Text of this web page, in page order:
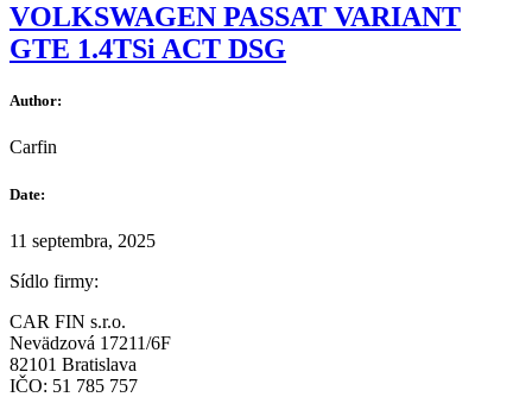
VOLKSWAGEN PASSAT VARIANT
GTE 1.4TSi ACT DSG
Author:
Carfin
Date:
11 septembra, 2025
Sídlo firmy:
CAR FIN s.r.o.
Nevädzová 17211/6F
82101 Bratislava
IČO: 51 785 757